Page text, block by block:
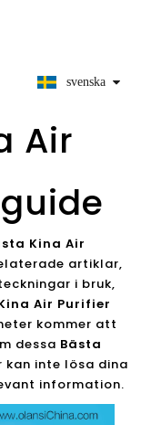
svenska
Air
Kina Air
artiklar,
i bruk,
Air Purifier
kommer att
dessa Bästa
kan inte lösa dina
information.